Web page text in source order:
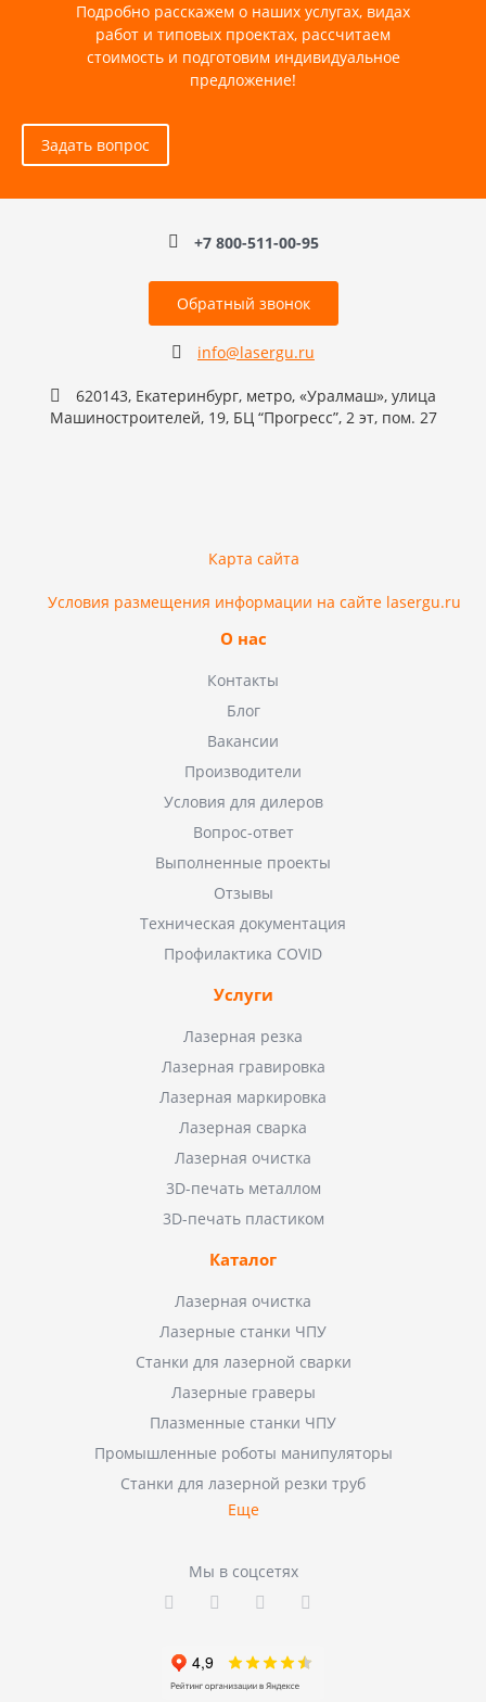
Подробно расскажем о наших услугах, видах
работ и типовых проектах, рассчитаем
стоимость и подготовим индивидуальное
предложение!
Задать вопрос
+7 800-511-00-95
Обратный звонок
info@lasergu.ru
620143, Екатеринбург, метро, «Уралмаш», улица
Машиностроителей, 19, БЦ “Прогресс”, 2 эт, пом. 27
Карта сайта
Условия размещения информации на сайте lasergu.ru
О нас
Контакты
Блог
Вакансии
Производители
Условия для дилеров
Вопрос-ответ
Выполненные проекты
Отзывы
Техническая документация
Профилактика COVID
Услуги
Лазерная резка
Лазерная гравировка
Лазерная маркировка
Лазерная сварка
Лазерная очистка
3D-печать металлом
3D-печать пластиком
Каталог
Лазерная очистка
Лазерные станки ЧПУ
Станки для лазерной сварки
Лазерные граверы
Плазменные станки ЧПУ
Промышленные роботы манипуляторы
Станки для лазерной резки труб
Еще
Мы в соцсетях